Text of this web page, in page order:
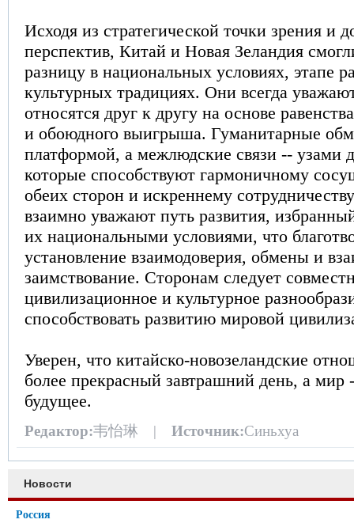
Исходя из стратегической точки зрения и
перспектив, Китай и Новая Зеландия
разницу в национальных условиях, этапе
культурных традициях. Они всегда
относятся друг к другу на основе
и обоюдного выигрыша. Гуманитарные
платформой, а межлюдские связи -- узами
которые способствуют гармоничному
обеих сторон и искреннему
взаимно уважают путь развития,
их национальными условиями, что
установление взаимодоверия, обмены и
заимствование. Сторонам следует
цивилизационное и культурное
способствовать развитию мировой
Уверен, что китайско-новозеландские
более прекрасный завтрашний день, а мир
будущее.
Редактор:韦怡琳 | Источник:Синьхуа
Новости
Россия